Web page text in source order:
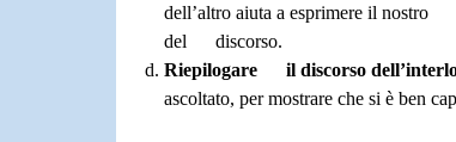
dell’altro aiuta a esprimere il nostro
del discorso.
Riepilogare il discorso
ascoltato, per mostrare che si è ben